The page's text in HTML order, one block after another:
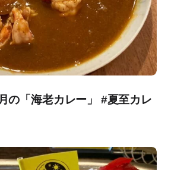
の「海老カレー」 #夏至カレ